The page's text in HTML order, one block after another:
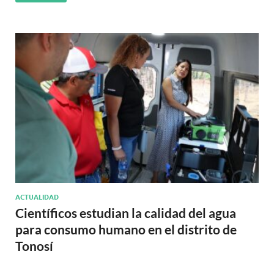
ACTUALIDAD
Científicos estudian la calidad del agua
para consumo humano en el distrito de
Tonosí